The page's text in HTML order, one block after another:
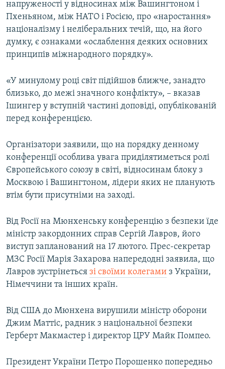
напруженості у відносинах між Вашингтоном і
Пхеньяном, між НАТО і Росією, про «наростання»
націоналізму і неліберальних течій, що, на його
думку, є ознаками «ослаблення деяких основних
принципів міжнародного порядку».
«У минулому році світ підійшов ближче, занадто
близько, до межі значного конфлікту», – вказав
Ішингер у вступній частині доповіді, опублікованій
перед конференцією.
Організатори заявили, що на порядку денному
конференції особлива увага приділятиметься ролі
Європейського союзу в світі, відносинам блоку з
Москвою і Вашингтоном, лідери яких не планують
втім бути присутніми на заході.
Від Росії на Мюнхенську конференцію з безпеки їде
міністр закордонних справ Сергій Лавров, його
виступ запланований на 17 лютого. Прес-секретар
МЗС Росії Марія Захарова напередодні заявила, що
Лавров зустрінеться зі своїми колегами з України,
Німеччини та інших країн.
Від США до Мюнхена вирушили міністр оборони
Джим Маттіс, радник з національної безпеки
Герберт Макмастер і директор ЦРУ Майк Помпео.
Президент України Петро Порошенко попередньо